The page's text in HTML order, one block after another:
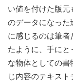
い値を付けた版元
のデータになった
に感じるのは筆者
たように、手に
な物体としての書
じ内容のテキス